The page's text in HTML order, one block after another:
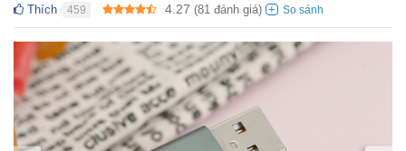
Thích 459 4.27 (81 đánh giá)